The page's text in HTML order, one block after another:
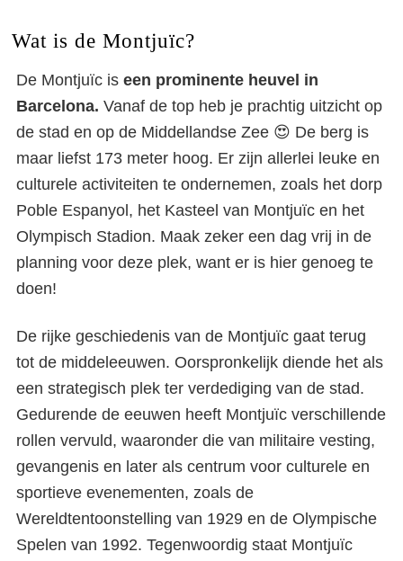
Wat is de Montjuïc?
De Montjuïc is een prominente heuvel in
Barcelona. Vanaf de top heb je prachtig uitzicht op
de stad en op de Middellandse Zee 😍 De berg is
maar liefst 173 meter hoog. Er zijn allerlei leuke en
culturele activiteiten te ondernemen, zoals het dorp
Poble Espanyol, het Kasteel van Montjuïc en het
Olympisch Stadion. Maak zeker een dag vrij in de
planning voor deze plek, want er is hier genoeg te
doen!
De rijke geschiedenis van de Montjuïc gaat terug
tot de middeleeuwen. Oorspronkelijk diende het als
een strategisch plek ter verdediging van de stad.
Gedurende de eeuwen heeft Montjuïc verschillende
rollen vervuld, waaronder die van militaire vesting,
gevangenis en later als centrum voor culturele en
sportieve evenementen, zoals de
Wereldtentoonstelling van 1929 en de Olympische
Spelen van 1992. Tegenwoordig staat Montjuïc